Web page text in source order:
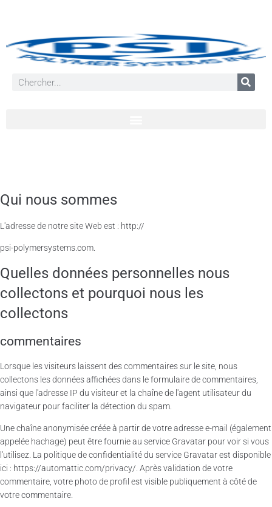
Qui nous sommes
L'adresse de notre site Web est : http://
psi-polymersystems.com.
Quelles données personnelles nous
collectons et pourquoi nous les
collectons
commentaires
Lorsque les visiteurs laissent des commentaires sur le site, nous
collectons les données affichées dans le formulaire de commentaires,
ainsi que l'adresse IP du visiteur et la chaîne de l'agent utilisateur du
navigateur pour faciliter la détection du spam.
Une chaîne anonymisée créée à partir de votre adresse e-mail (également
appelée hachage) peut être fournie au service Gravatar pour voir si vous
l'utilisez. La politique de confidentialité du service Gravatar est disponible
ici : https://automattic.com/privacy/. Après validation de votre
commentaire, votre photo de profil est visible publiquement à côté de
votre commentaire.